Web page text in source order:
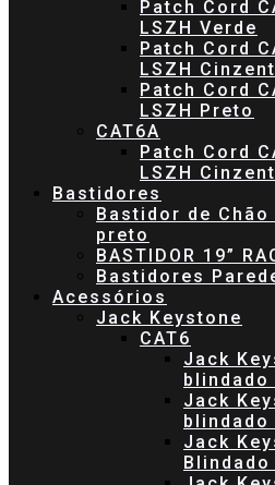
Patch Cord
LSZH Verde
Patch Cord
LSZH
Patch Cord
LSZH Preto
CAT6A
Patch Cord
LSZH
Bastidores
Bastidor de Chão
preto
BASTIDOR 19”
Bastidores
Acessórios
Jack Keystone
CAT6
Jack
blindado
Jack
blindado
Jack